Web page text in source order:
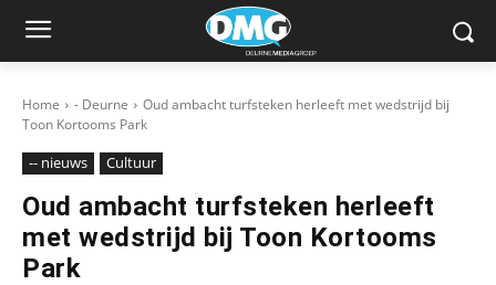
Home - Deurne
Oud ambacht turfsteken herleeft met wedstrijd bij
Toon Kortooms Park
-- nieuws Cultuur
Oud ambacht turfsteken herleeft
met wedstrijd bij Toon Kortooms
Park